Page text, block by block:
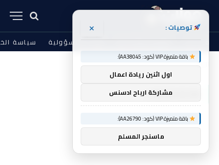
من نحن الشروط والأحكام إخلاء المسؤولية سياسة
الرئيسية »
LumaFusion
LUMAFUSION
توصيات : ×
باقة متميزة VIP (كود: AA38045):
اول اثنين ريادة اعمال
مشاركة ارباح ادسنس
باقة متميزة VIP (كود: AA26790):
ماسنجر المسلم